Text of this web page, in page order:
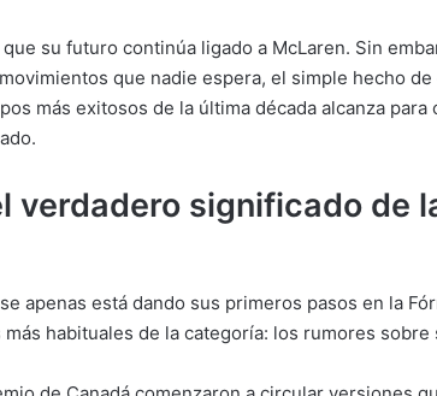
su futuro continúa ligado a McLaren. Sin
que nadie espera, el simple hecho
más exitosos de la última década alcanza
verdadero significado de
apenas está dando sus primeros pasos en la
habituales de la categoría: los rumores sobre